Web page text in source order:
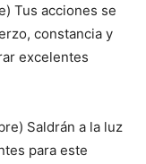
Tus acciones se
constancia y
excelentes
Saldrán a la luz
para este